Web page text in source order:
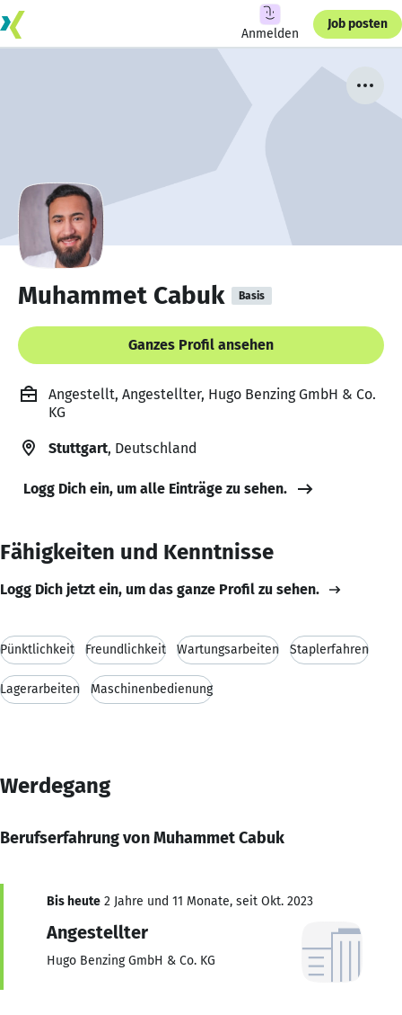
Anmelden
Job posten
Muhammet Cabuk Basis
Ganzes Profil ansehen
Angestellt, Angestellter, Hugo Benzing GmbH & Co.
KG
Stuttgart, Deutschland
Logg Dich ein, um alle Einträge zu sehen.
Fähigkeiten und Kenntnisse
Logg Dich jetzt ein, um das ganze Profil zu sehen.
Pünktlichkeit Freundlichkeit Wartungsarbeiten Staplerfahren
Lagerarbeiten Maschinenbedienung
Werdegang
Berufserfahrung von Muhammet Cabuk
Bis heute 2 Jahre und 11 Monate, seit Okt. 2023
Angestellter
Hugo Benzing GmbH & Co. KG